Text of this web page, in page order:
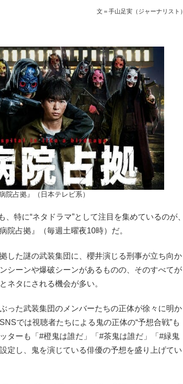
文＝ 手山足実（ジャーナリスト）
病院占拠』（日本テレビ系）
特に“ネタドラマ”として注目を集めているのが、
院占拠』（毎週土曜夜10時）だ。
した謎の武装集団に、櫻井演じる刑事が立ち向か
シーンや爆破シーンがあるものの、そのすべてが
ネタにされる機会が多い。
った武装集団のメンバーたちの正体が徐々に明か
では視聴者たちによる鬼の正体の“予想合戦”も
ターも「#橙鬼は誰だ」「#茶鬼は誰だ」「#緑鬼
定し、鬼を演じている俳優の予想を盛り上げてい